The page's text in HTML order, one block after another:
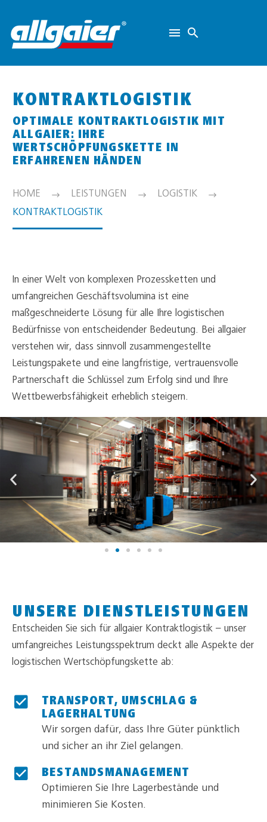
KONTRAKTLOGISTIK
OPTIMALE KONTRAKTLOGISTIK MIT
ALLGAIER: IHRE
WERTSCHÖPFUNGSKETTE IN
ERFAHRENEN HÄNDEN
HOME LEISTUNGEN
LOGISTIK
KONTRAKTLOGISTIK
In einer Welt von komplexen Prozessketten und
umfangreichen Geschäftsvolumina ist eine
maßgeschneiderte Lösung für alle Ihre logistischen
Bedürfnisse von entscheidender Bedeutung. Bei allgaier
verstehen wir, dass sinnvoll zusammengestellte
Leistungspakete und eine langfristige, vertrauensvolle
Partnerschaft die Schlüssel zum Erfolg sind und Ihre
Wettbewerbsfähigkeit erheblich steigern.
UNSERE DIENSTLEISTUNGEN
Entscheiden Sie sich für allgaier Kontraktlogistik – unser
umfangreiches Leistungsspektrum deckt alle Aspekte der
logistischen Wertschöpfungskette ab:
TRANSPORT, UMSCHLAG &
LAGERHALTUNG
Wir sorgen dafür, dass Ihre Güter pünktlich
und sicher an ihr Ziel gelangen.
BESTANDSMANAGEMENT
Optimieren Sie Ihre Lagerbestände und
minimieren Sie Kosten.